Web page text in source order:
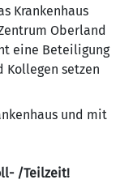
Krankenhaus
Oberland
eine Beteiligung
Kollegen setzen
und mit
/Teilzeit!